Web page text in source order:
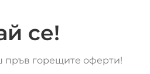
се!
пръв горещите оферти!